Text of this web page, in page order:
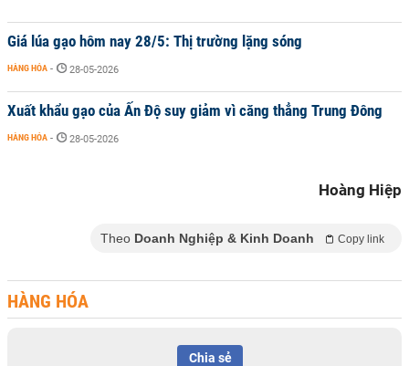
Giá lúa gạo hôm nay 28/5: Thị trường lặng sóng
HÀNG HÓA - 28-05-2026
Xuất khẩu gạo của Ấn Độ suy giảm vì căng thẳng Trung Đông
HÀNG HÓA - 28-05-2026
Hoàng Hiệp
Theo Doanh Nghiệp & Kinh Doanh Copy link
HÀNG HÓA
Chia sẻ